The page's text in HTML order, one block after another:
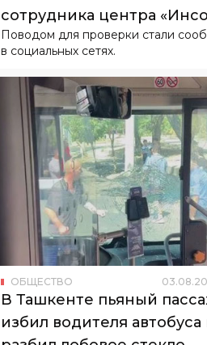
ОБЩЕСТВО 03 08.
В Ташкенте пьяный
избил водителя автобуса и
разбил лобовое стекло
Органами внутренних дел
района проводится
проверка.